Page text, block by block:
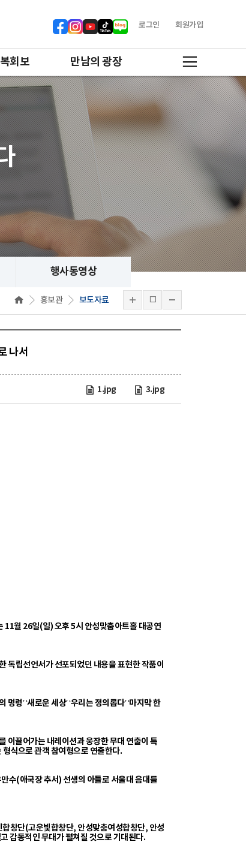
로그인 회원가입
회보 만남의 광장
행사동영상
홍보관 보도자료
나서
1.jpg 3.jpg
11월 26일(일) 오후 5시 안성맞춤아트홀 대공연
독립선언서가 선포되었던 내용을 표현한 작품이
령’ ‘새로운 세상’ ‘우리는 정의롭다’ ‘마지막 한
이끌어가는 내레이션과 웅장한 무대 연출이 특
식으로 관객 참여형으로 연출한다.
수(애국장 추서) 선생의 아들로 서울대 음대를
창단(고운빛합창단, 안성맞춤여성합창단, 안성
감동적인 무대가 펼쳐질 것으로 기대된다.